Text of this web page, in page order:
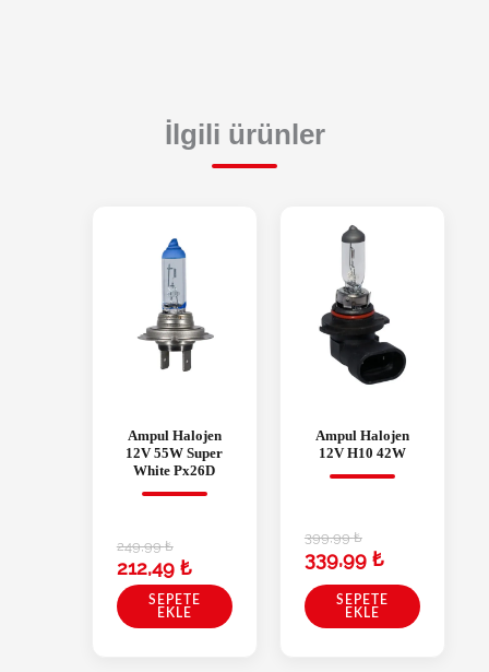
İlgili ürünler
Ampul Halojen
12V 55W Super
White Px26D
249,99₺
212,49 ₺
SEPETE
EKLE
Ampul Halojen
12V H10 42W
399,99₺
339,99 ₺
SEPETE
EKLE